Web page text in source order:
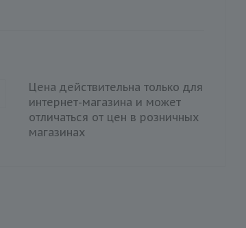
Цена действительна только для
интернет-магазина и может
отличаться от цен в розничных
магазинах